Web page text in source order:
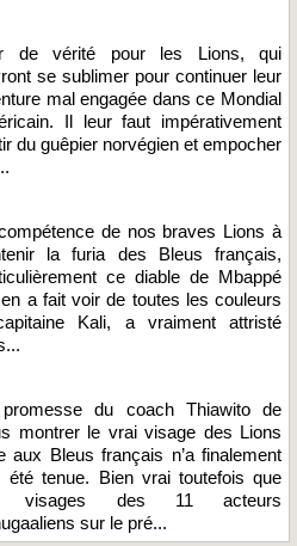
de vérité pour les Lions, qui
se sublimer pour continuer leur
mal engagée dans ce Mondial
Il leur faut impérativement
du guêpier norvégien et empocher
de nos braves Lions à
la furia des Bleus français,
ce diable de Mbappé
a fait voir de toutes les couleurs
Kali, a vraiment attristé
du coach Thiawito de
montrer le vrai visage des Lions
aux Bleus français n’a finalement
été tenue. Bien vrai toutefois que
visages des 11 acteurs
sur le pré...